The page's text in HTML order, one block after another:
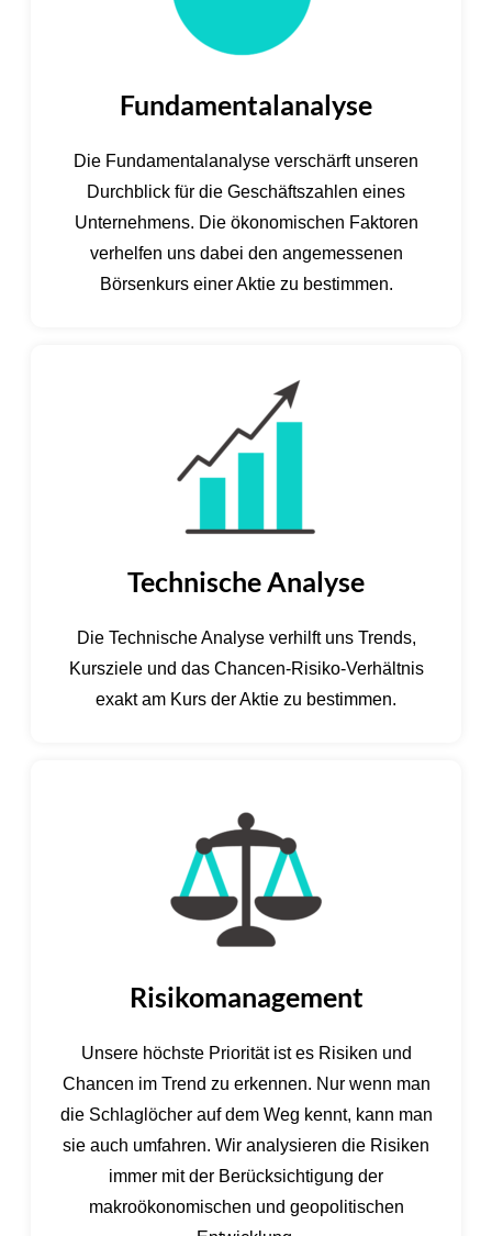
Fundamentalanalyse
Die Fundamentalanalyse verschärft unseren
Durchblick für die Geschäftszahlen eines
Unternehmens. Die ökonomischen Faktoren
verhelfen uns dabei den angemessenen
Börsenkurs einer Aktie zu bestimmen.
Technische Analyse
Die Technische Analyse verhilft uns Trends,
Kursziele und das Chancen-Risiko-Verhältnis
exakt am Kurs der Aktie zu bestimmen.
Risikomanagement
Unsere höchste Priorität ist es Risiken und
Chancen im Trend zu erkennen. Nur wenn man
die Schlaglöcher auf dem Weg kennt, kann man
sie auch umfahren. Wir analysieren die Risiken
immer mit der Berücksichtigung der
makroökonomischen und geopolitischen